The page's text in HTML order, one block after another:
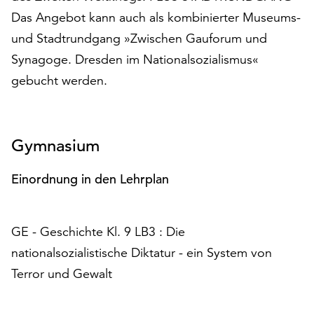
Ihnen
am
Ende
der
Seite
Einstellungen“
Verfügung.
werden
ohne
Ihr
Das Angebot kann auch als kombinierter Museums-
und Stadtrundgang »Zwischen Gauforum und
Synagoge. Dresden im Nationalsozialismus«
gebucht werden.
Gymnasium
Einordnung in den Lehrplan
GE - Geschichte Kl. 9 LB3 : Die
nationalsozialistische Diktatur - ein System von
Terror und Gewalt